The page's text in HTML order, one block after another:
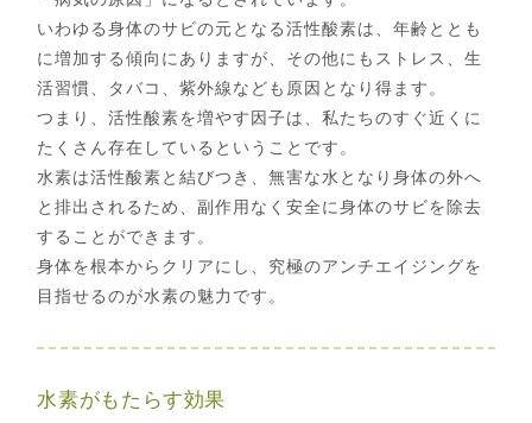
いわゆる身体のサビの元となる活性酸素は、年齢ととも
に増加する傾向にありますが、その他にもストレス、生
活習慣、タバコ、紫外線なども原因となり得ます。
つまり、活性酸素を増やす因子は、私たちのすぐ近くに
たくさん存在しているということです。
水素は活性酸素と結びつき、無害な水となり身体の外へ
と排出されるため、副作用なく安全に身体のサビを除去
することができます。
身体を根本からクリアにし、究極のアンチエイジングを
目指せるのが水素の魅力です。
水素がもたらす効果